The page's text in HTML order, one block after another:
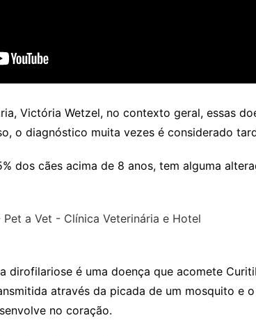
Victória Wetzel, no contexto geral, essas
o diagnóstico muita vezes é considerado
dos cães acima de 8 anos, tem alguma
dirofilariose é uma doença que acomete
através da picada de um mosquito e o
no coração.